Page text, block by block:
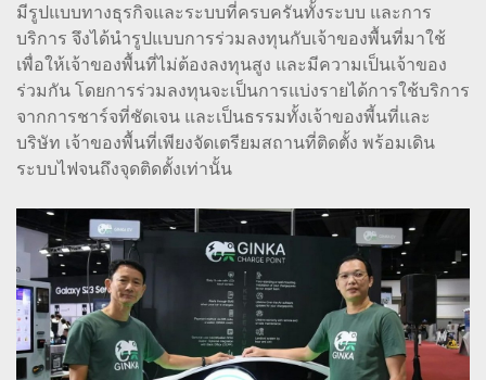
มีรูปแบบทางธุรกิจและระบบที่ครบครันทั้งระบบ และการ
บริการ จึงได้นำรูปแบบการร่วมลงทุนกับเจ้าของพื้นที่มาใช้
เพื่อให้เจ้าของพื้นที่ไม่ต้องลงทุนสูง และมีความเป็นเจ้าของ
ร่วมกัน โดยการร่วมลงทุนจะเป็นการแบ่งรายได้การใช้บริการ
จากการชาร์จที่ชัดเจน และเป็นธรรมทั้งเจ้าของพี้นที่และ
บริษัท เจ้าของพื้นที่เพียงจัดเตรียมสถานที่ติดตั้ง พร้อมเดิน
ระบบไฟจนถึงจุดติดตั้งเท่านั้น